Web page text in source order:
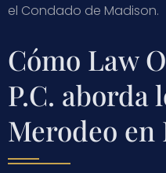
el Condado de Madison.
Cómo Law
P.C. aborda
Merodeo en